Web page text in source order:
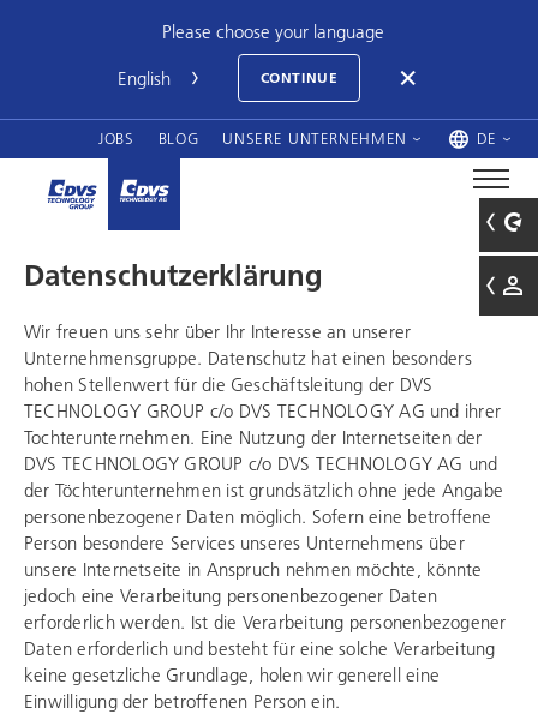
Please choose your language
CONTINUE
JOBS BLOG UNSERE UNTERNEHMEN DE
Datenschutzerklärung
Wir freuen uns sehr über Ihr Interesse an unserer
Unternehmensgruppe. Datenschutz hat einen besonders
hohen Stellenwert für die Geschäftsleitung der DVS
TECHNOLOGY GROUP c/o DVS TECHNOLOGY AG und ihrer
Tochterunternehmen. Eine Nutzung der Internetseiten der
DVS TECHNOLOGY GROUP c/o DVS TECHNOLOGY AG und
der Töchterunternehmen ist grundsätzlich ohne jede Angabe
personenbezogener Daten möglich. Sofern eine betroffene
Person besondere Services unseres Unternehmens über
unsere Internetseite in Anspruch nehmen möchte, könnte
jedoch eine Verarbeitung personenbezogener Daten
erforderlich werden. Ist die Verarbeitung personenbezogener
Daten erforderlich und besteht für eine solche Verarbeitung
keine gesetzliche Grundlage, holen wir generell eine
Einwilligung der betroffenen Person ein.